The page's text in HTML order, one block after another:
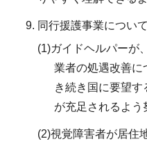
同行援護事業について
(1)ガイドヘルパーが
業者の処遇改善に
き続き国に要望
が充足されるよう
(2)視覚障害者が居住